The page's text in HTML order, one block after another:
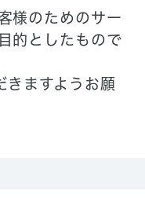
様のためのサー
的としたもので
きますようお願